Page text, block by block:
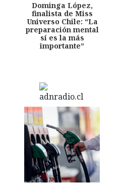
Dominga López,
finalista de Miss
Universo Chile: “La
preparación mental
sí es la más
importante”